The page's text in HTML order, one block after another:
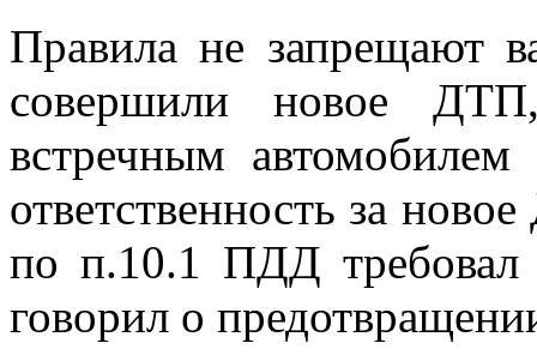
Правила не запрещают
совершили новое
встречным
ответственность за
по п.10.1 ПДД требовал
говорил о